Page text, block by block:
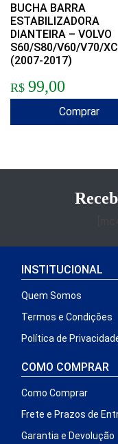
BUCHA BARRA
ESTABILIZADORA
DIANTEIRA – VOLVO
S60/S80/V60/V70/
(2007-2017)
R$ 99,00
Comprar
INSTITUCIONAL
Quem Somos
Termos e Condições
Política de
COMO COMPRAR
Como Comprar
Frete e Prazos de
Garantia e Devolução